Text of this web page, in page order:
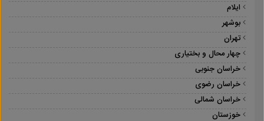
ایلام
بوشهر
تهران
چهار محال و بختیاری
خراسان جنوبی
خراسان رضوی
خراسان شمالی
خوزستان